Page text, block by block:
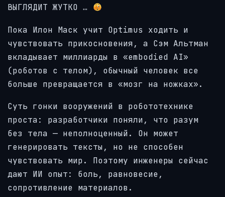
ВЫГЛЯДИТ ЖУТКО …
Пока Илон Маск учит Optimus ходить и
чувствовать прикосновения, а Сэм Альтман
вкладывает миллиарды в «embodied AI»
(роботов с телом), обычный человек все
больше превращается в «мозг на ножках».
Суть гонки вооружений в робототехнике
проста: разработчики поняли, что разум
без тела — неполноценный. Он может
генерировать тексты, но не способен
чувствовать мир. Поэтому инженеры сейчас
дают ИИ опыт: боль, равновесие,
сопротивление материалов.